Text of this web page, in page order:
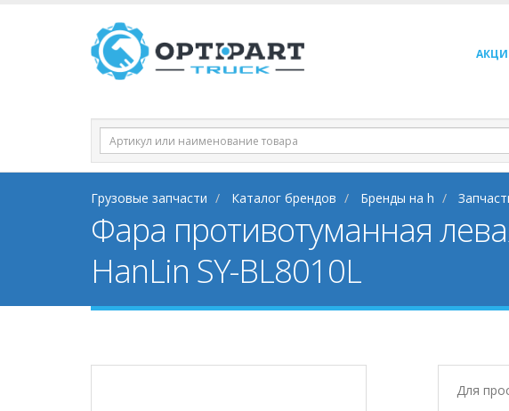
Грузовые запчасти Каталог брендов Бренды на h
Фара противотуманная
HanLin SY-BL8010L
Для